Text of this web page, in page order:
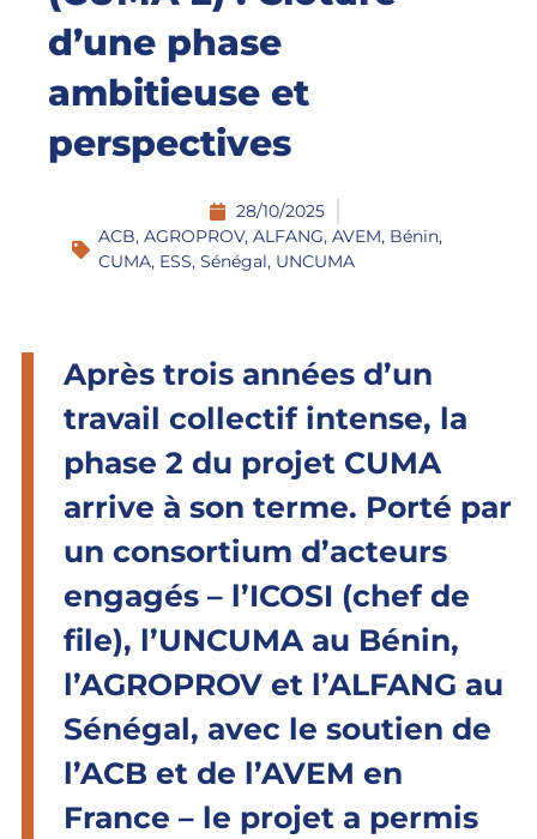
d’une phase
ambitieuse et
perspectives
28/10/2025
ACB,AGROPROV,ALFANG,AVEM, Bénin,
CUMA, ESS,Sénégal, UNCUMA
Après trois années d’un
travail collectif intense, la
phase 2 du projet CUMA
arrive à son terme. Porté par
un consortium d’acteurs
engagés – l’ICOSI (chef de
file), l’UNCUMA au Bénin,
l’AGROPROV et l’ALFANG au
Sénégal, avec le soutien de
l’ACB et de l’AVEM en
France – le projet a permis